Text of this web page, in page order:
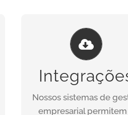
Nossos sistemas de
empresarial permitem
INTEGRAÇÕES
Documentos como NF-